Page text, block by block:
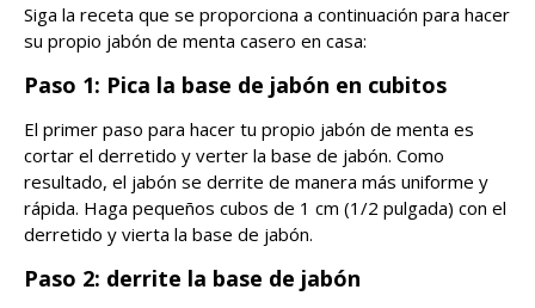
Siga la receta que se proporciona a continuación para hacer
su propio jabón de menta casero en casa:
Paso 1: Pica la base de jabón en cubitos
El primer paso para hacer tu propio jabón de menta es
cortar el derretido y verter la base de jabón. Como
resultado, el jabón se derrite de manera más uniforme y
rápida. Haga pequeños cubos de 1 cm (1/2 pulgada) con el
derretido y vierta la base de jabón.
Paso 2: derrite la base de jabón